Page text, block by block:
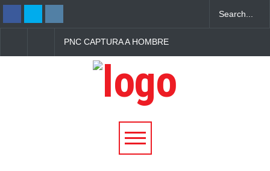
PNC CAPTURA A HOMBRE
METANFETAMINA EN
COLÓN, LA LIBERTAD
CUANDO INTENTABA